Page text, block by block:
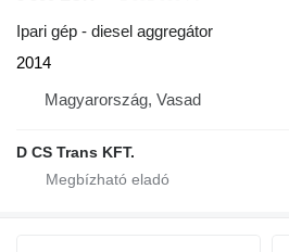
Ipari gép - diesel aggregátor
2014
Magyarország, Vasad
D CS Trans KFT.